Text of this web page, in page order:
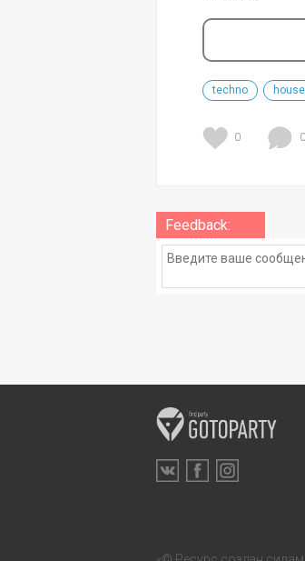
techno house
0 0
Feedback: